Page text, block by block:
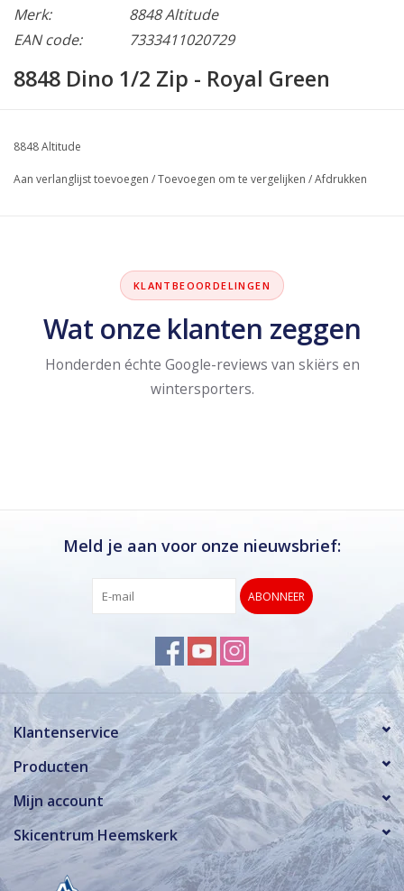
Merk:
8848 Altitude
EAN code:
7333411020729
8848 Dino 1/2 Zip - Royal Green
8848 Altitude
Aan verlanglijst toevoegen /Toevoegen om te vergelijken /Afdrukken
KLANTBEOORDELINGEN
Wat onze klanten zeggen
Honderden échte Google-reviews van skiërs en
wintersporters.
Meld je aan voor onze nieuwsbrief:
ABONNEER
Klantenservice
Producten
Mijn account
Skicentrum Heemskerk